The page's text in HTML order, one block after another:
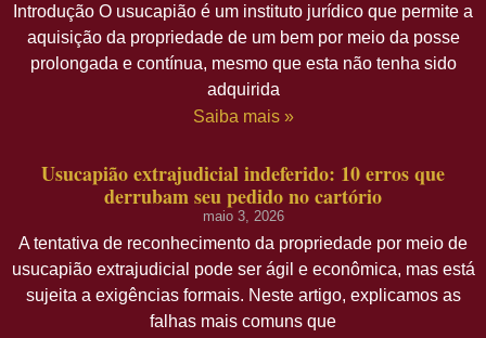
Introdução O usucapião é um instituto jurídico que permite a
aquisição da propriedade de um bem por meio da posse
prolongada e contínua, mesmo que esta não tenha sido
adquirida
Saiba mais »
Usucapião extrajudicial indeferido: 10 erros que
derrubam seu pedido no cartório
maio 3, 2026
A tentativa de reconhecimento da propriedade por meio de
usucapião extrajudicial pode ser ágil e econômica, mas está
sujeita a exigências formais. Neste artigo, explicamos as
falhas mais comuns que